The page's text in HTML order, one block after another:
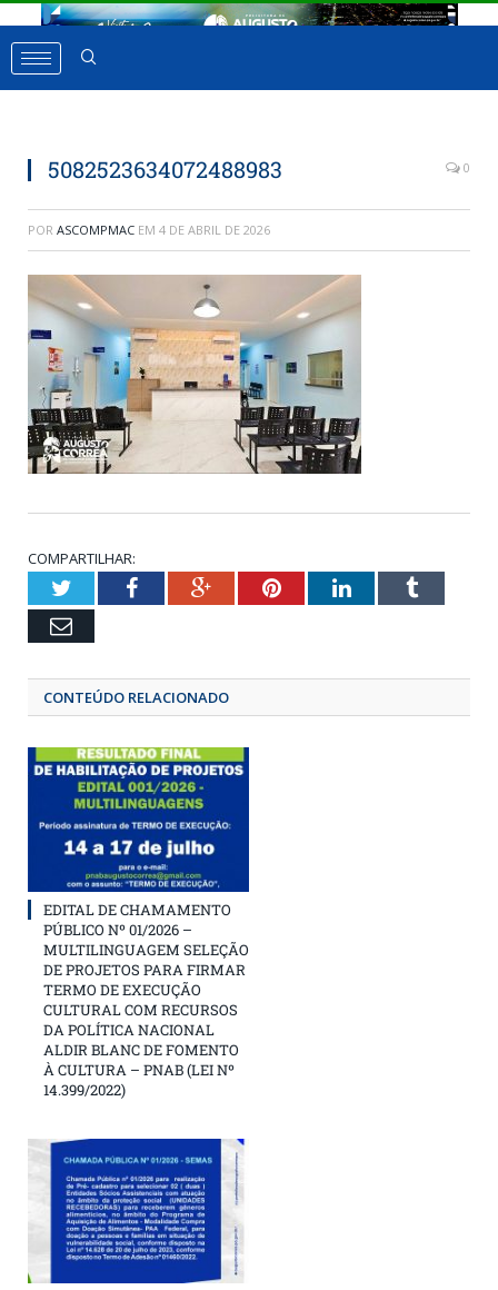
5082523634072488983 0
POR ASCOMPMAC EM 4 DE ABRIL DE 2026
COMPARTILHAR:
TwitterFacebookGoogle+Pinterest
LinkedIn
Email
CONTEÚDO RELACIONADO
EDITAL DE CHAMAMENTO
PÚBLICO Nº 01/2026 –
MULTILINGUAGEM SELEÇÃO
DE PROJETOS PARA FIRMAR
TERMO DE EXECUÇÃO
CULTURAL COM RECURSOS
DA POLÍTICA NACIONAL
ALDIR BLANC DE FOMENTO
À CULTURA – PNAB (LEI Nº
14.399/2022)